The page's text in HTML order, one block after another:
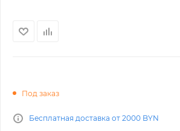
Под заказ
Бесплатная доставка от 2000 BYN